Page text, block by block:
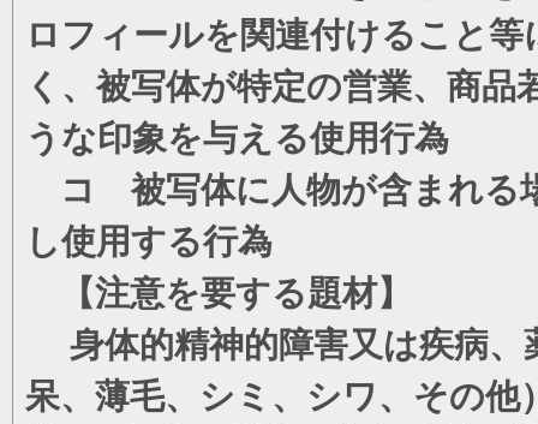
ロフィールを関連付けること
く、被写体が特定の営業、商
うな印象を与える使用行為
コ 被写体に人物が含まれる
し使用する行為
【注意を要する題材】
身体的精神的障害又は疾病、
呆、薄毛、シミ、シワ、その他